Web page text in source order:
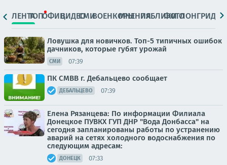
ЛЕНТАТОПОФИЦ.ВИДЕОСМИВОЕНКОРЫМНЕНИЯПАБЛИКИ
ФОТОЛОНГРИДЫ
Ловушка для новичков. Топ-5 типичных ошибок
дачников, которые губят урожай
СМИ 07:39
ПК СМВВ г. Дебальцево сообщает
ДЕБАЛЬЦЕВО 07:39
Елена Рязанцева: По информации Филиала
Донецкое ПУВКХ ГУП ДНР "Вода Донбасса" на
сегодня запланированы работы по устранению
аварий на сетях холодного водоснабжения по
следующим адресам:
ДОНЕЦК 07:33